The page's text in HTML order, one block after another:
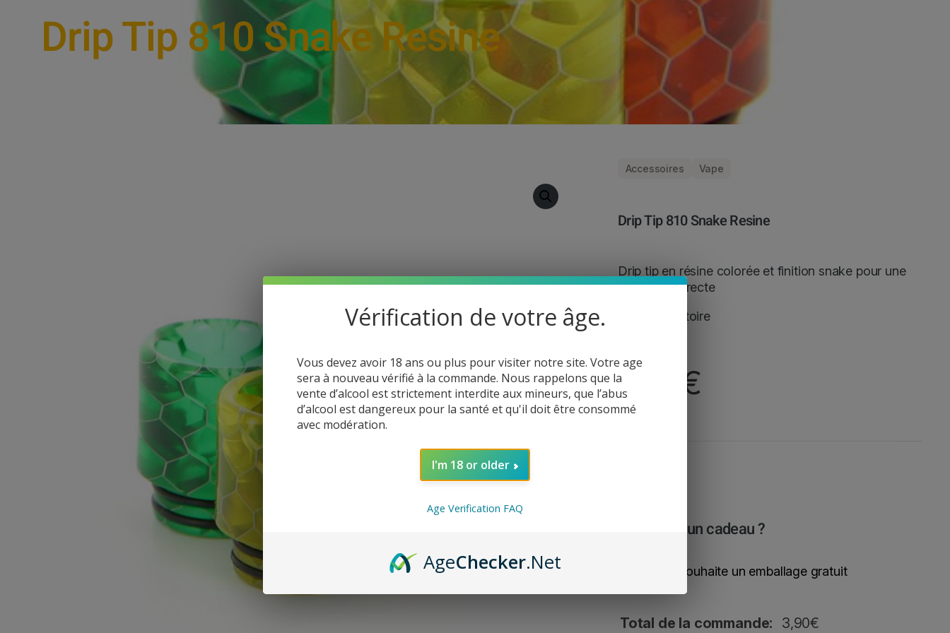
Drip Tip 810 Snake Resine
Accessoires Vape
Drip Tip 810 Snake Resine
Drip tip en résine colorée et finition snake pour une
inhalation directe
Coloris aléatoire
3,90 €
C’est pour un cadeau ?
Oui, je souhaite un emballage gratuit
Total de la commande: 3,90€
Vérification de votre âge.
Vous devez avoir 18 ans ou plus pour visiter notre site. Votre age
sera à nouveau vérifié à la commande. Nous rappelons que la
vente d’alcool est strictement interdite aux mineurs, que l’abus
d’alcool est dangereux pour la santé et qu'il doit être consommé
avec modération.
I'm 18 or older
Age Verification FAQ
AgeChecker.Net